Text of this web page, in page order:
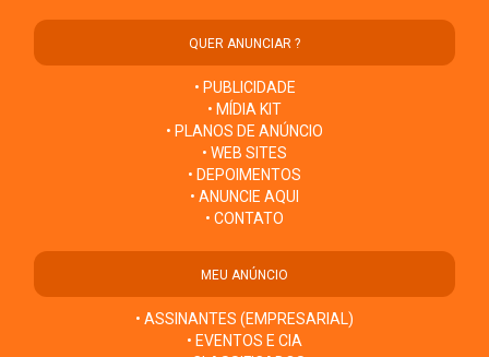
QUER ANUNCIAR ?
• PUBLICIDADE
• MÍDIA KIT
• PLANOS DE ANÚNCIO
• WEB SITES
• DEPOIMENTOS
• ANUNCIE AQUI
• CONTATO
MEU ANÚNCIO
• ASSINANTES (EMPRESARIAL)
• EVENTOS E CIA